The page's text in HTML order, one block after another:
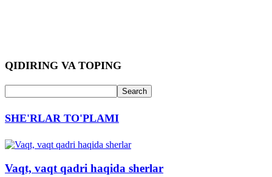
QIDIRING VA TOPING
SHE'RLAR TO'PLAMI
Vaqt, vaqt qadri haqida sherlar